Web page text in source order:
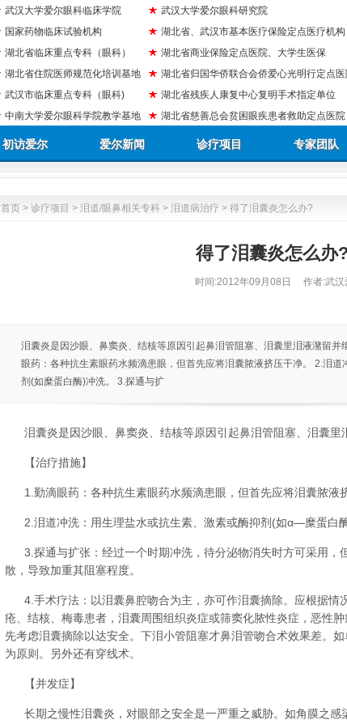
武汉大学爱尔眼科临床学院
国家药物临床试验机构
湖北省临床重点专科（眼科）
湖北省住院医师规范化培训基地
武汉市临床重点专科（眼科)
中南大学爱尔眼科学院教学基地
武汉大学爱尔眼科研究院
湖北省、武汉市基本医疗保险定点医疗机构
湖北省商业保险定点医院、大学生医保
湖北省归国华侨联合会侨爱心光明行定点
湖北省残疾人康复中心复明手术指定单位
湖北省慈善总会贫困眼疾患者救助定点医院
初访爱尔 爱尔新闻 诊疗项目 专家团队
首页 > 诊疗项目 > 泪道/眼鼻相关专科 > 泪道病治疗 > 得了泪囊炎怎么办?
得了泪囊炎怎么办?
时间:2012年09月08日
作者:武汉
泪囊炎是因沙眼、鼻窦炎、结核等原因引起鼻泪管阻塞、泪囊里泪液潴留并
眼药：各种抗生素眼药水频滴患眼，但首先应将泪囊脓液挤压干净。 2.泪
剂(如糜蛋白酶)冲洗。 3.探通与扩
泪囊炎是因沙眼、鼻窦炎、结核等原因引起鼻泪管阻塞、泪囊里
【治疗措施】
1.勤滴眼药：各种抗生素眼药水频滴患眼，但首先应将泪囊脓液
2.泪道冲洗：用生理盐水或抗生素、激素或酶抑剂(如α—糜蛋白酶
3.探通与扩张：经过一个时期冲洗，待分泌物消失时方可采用，
散，导致加重其阻塞程度。
4.手术疗法：以泪囊鼻腔吻合为主，亦可作泪囊摘除。应根据情
疮、结核、梅毒患者，泪囊周围组织炎症或筛窦化脓性炎症，恶性
先考虑泪囊摘除以达安全。下泪小管阻塞才鼻泪管吻合术效果差。
为原则。另外还有穿线术。
【并发症】
长期之慢性泪囊炎，对眼部之安全是一严重之威胁。如角膜之